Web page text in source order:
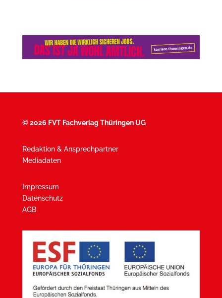
©2026 FVT Fachverlag Thüringen UG
Redaktion & Ansprechpartner
Mediadaten
Impressum
Datenschutz
AGB